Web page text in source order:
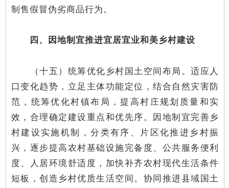
制售假冒伪劣商品行为。
四、因地制宜推进宜居宜业和美乡村建设
（十五）统筹优化乡村国土空间布局。适应人
口变化趋势，立足主体功能定位，结合自然灾害防
范，统筹优化村镇布局，提高村庄规划质量和实
效，合理确定建设重点和优先序。因地制宜完善乡
村建设实施机制，分类有序、片区化推进乡村振
兴，逐步提高农村基础设施完备度、公共服务便利
度、人居环境舒适度，加快补齐农村现代生活条件
短板，创造乡村优质生活空间。协同推进县域国土